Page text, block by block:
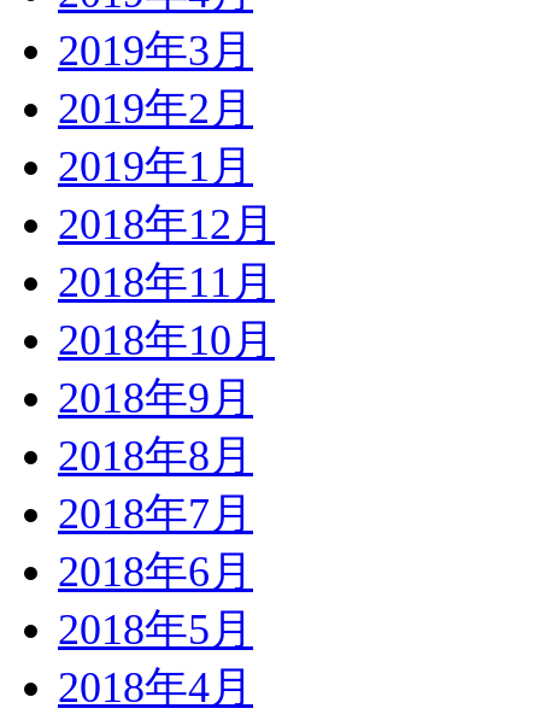
2019年3月
2019年2月
2019年1月
2018年12月
2018年11月
2018年10月
2018年9月
2018年8月
2018年7月
2018年6月
2018年5月
2018年4月